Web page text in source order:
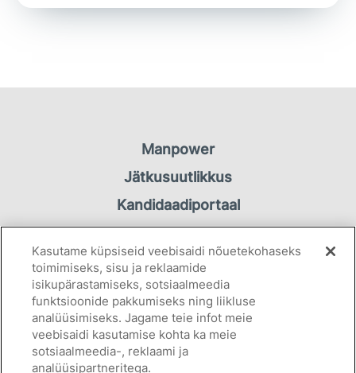
Manpower
Jätkusuutlikkus
Kandidaadiportaal
Töötaja portaal
Kontakt
Privaatsuspõhimõtted
Küpsiseteavitus
Kasutame küpsiseid veebisaidi nõuetekohaseks
toimimiseks, sisu ja reklaamide
isikupärastamiseks, sotsiaalmeedia
funktsioonide pakkumiseks ning liikluse
analüüsimiseks. Jagame teie infot meie
veebisaidi kasutamise kohta ka meie
sotsiaalmeedia-, reklaami ja
analüüsipartneritega.